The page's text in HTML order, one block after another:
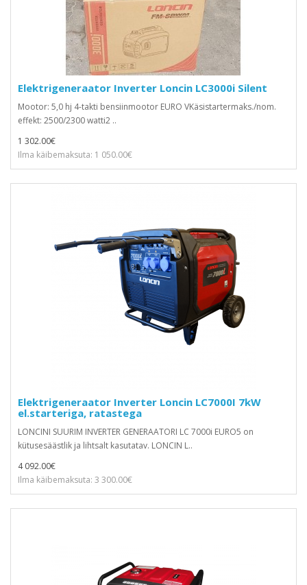
Elektrigeneraator Inverter Loncin LC3000i Silent
Mootor: 5,0 hj 4-takti bensiinmootor EURO VKäsistartermaks./nom.
effekt: 2500/2300 watti2 ..
1 302.00€
Ilma käibemaksuta: 1 050.00€
Elektrigeneraator Inverter Loncin LC7000I 7kW
el.starteriga, ratastega
LONCINI SUURIM INVERTER GENERAATORI LC 7000i EURO5 on
kütusesäästlik ja lihtsalt kasutatav. LONCIN L..
4 092.00€
Ilma käibemaksuta: 3 300.00€